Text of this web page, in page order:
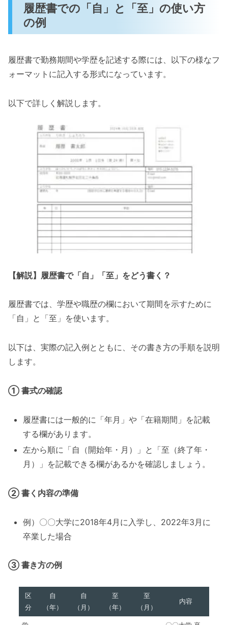
履歴書での「自」と「至」の使い方
の例
履歴書で勤務期間や学歴を記述する際には、以下の様なフ
ォーマットに記入する形式になっています。
以下で詳しく解説します。
【解説】履歴書で「自」「至」をどう書く？
履歴書では、学歴や職歴の欄において期間を示すために
「自」と「至」を使います。
以下は、実際の記入例とともに、その書き方の手順を説明
します。
① 書式の確認
履歴書には一般的に「年月」や「在籍期間」を記載
する欄があります。
左から順に「自（開始年・月）」と「至（終了年・
月）」を記載できる欄があるかを確認しましょう。
② 書く内容の準備
例）〇〇大学に2018年4月に入学し、2022年3月に
卒業した場合
③ 書き方の例
区
分
自
（年）
自
（月）
至
（年）
至
（月）
内容